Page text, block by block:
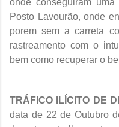
onde conseguiram
Posto Lavourão, onde
porem sem a carreta
rastreamento com o
bem como recuperar o
TRÁFICO ILÍCITO DE
data de 22 de Outubro